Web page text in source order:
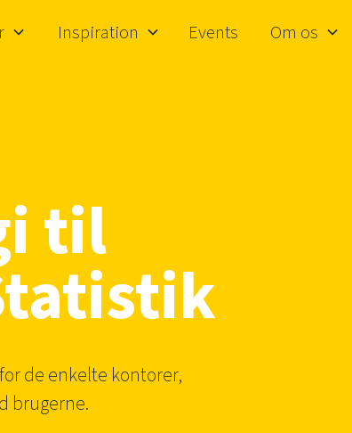
Inspiration Events Om os
til
de enkelte kontorer,
brugerne.